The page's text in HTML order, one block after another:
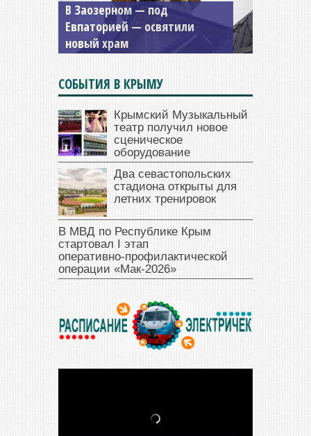
Мужской монастырь Косьмы
и Дамиана в Крыму вновь
открыт для посещения
СОБЫТИЯ В КРЫМУ
Крымский Музыкальный
театр получил новое
сценическое
оборудование
Два севастопольских
стадиона открыты для
летних тренировок
В МВД по Республике Крым
стартовал I этап
оперативно‑профилактической
операции «Мак‑2026»